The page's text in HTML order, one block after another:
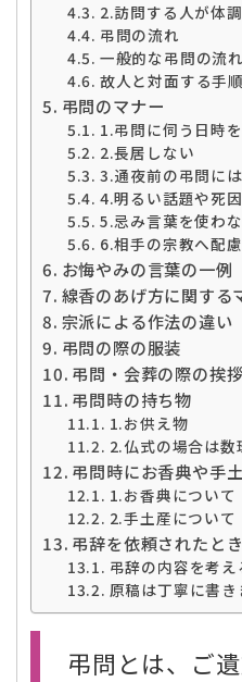
2.訪問する人が体
弔問の流れ
一般的な弔問の流れ
故人と対面する手順
弔問のマナー
1.弔問に伺う日時
2.長居しない
3.通夜前の弔問に
4.明るい話題や死
5.忌み言葉を使わ
6.相手の宗教へ配
お悔やみの言葉の一例
線香のあげ方に関する
宗派による作法の違い
弔問の際の服装
弔問・会葬の際の挨拶
弔問時の持ち物
1.お供え物
2.仏式の場合は数
弔問時にお香典や手
1.お香典について
2.手土産について
弔辞を依頼されたとき
弔辞の内容を考え
原稿は丁寧に書き
弔問とは、ご